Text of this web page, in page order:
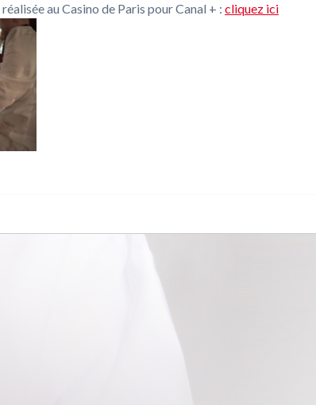
au Casino de Paris pour Canal + : cliquez ici